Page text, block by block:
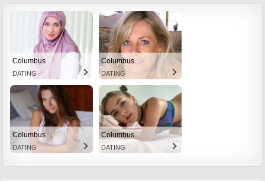
Columbus
DATING
Columbus
DATING
Columbus
DATING
Columbus
DATING